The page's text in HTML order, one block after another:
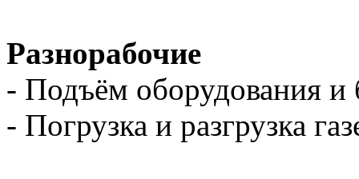
Разнорабочие
- Подъём оборудования и
- Погрузка и разгрузка